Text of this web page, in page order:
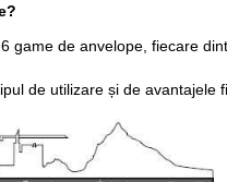
game de anvelope, fiecare
de utilizare și de avantajele